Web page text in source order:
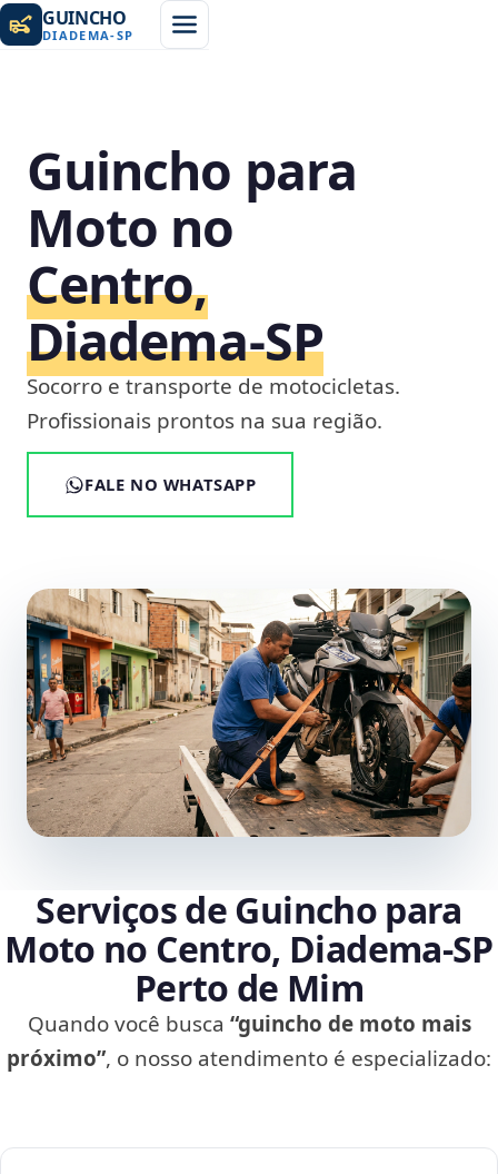
GUINCHO
DIADEMA-SP
Guincho para
Moto no
Centro,
Diadema‑SP
Socorro e transporte de motocicletas.
Profissionais prontos na sua região.
FALE NO WHATSAPP
Serviços de Guincho para
Moto no Centro, Diadema‑SP
Perto de Mim
Quando você busca “guincho de moto mais
próximo”, o nosso atendimento é especializado: